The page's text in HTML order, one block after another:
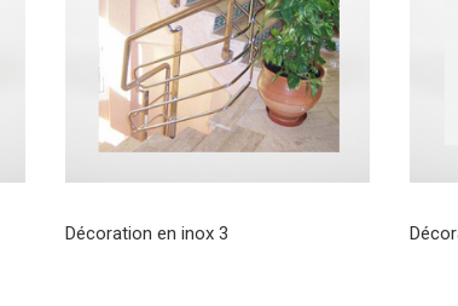
Décoration en inox 3